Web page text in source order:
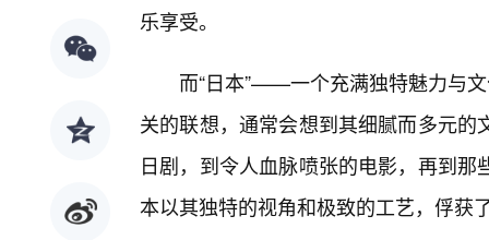
乐享受。
而“日本”——一个充满独特魅力与
关的联想，通常会想到其细腻而多元
日剧，到令人血脉喷张的电影，再到
本以其独特的视角和极致的工艺，俘获